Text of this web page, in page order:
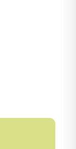
modrzewia
z systemem